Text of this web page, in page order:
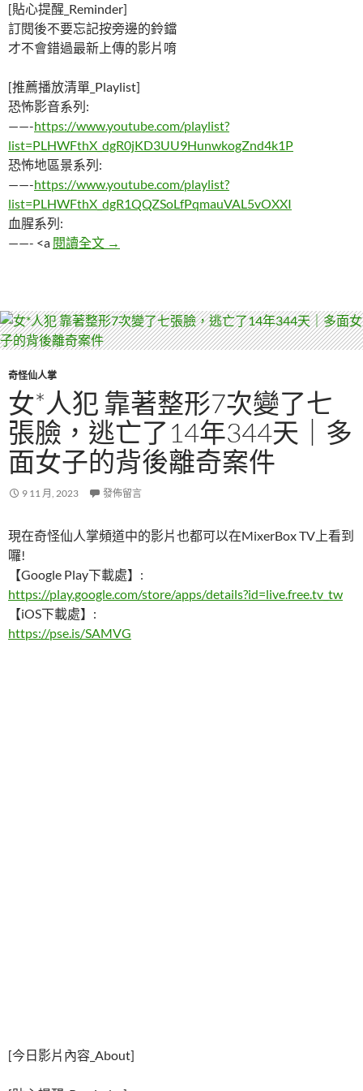
[貼心提醒_Reminder]
訂閱後不要忘記按旁邊的鈴鐺
才不會錯過最新上傳的影片唷
[推薦播放清單_Playlist]
恐怖影音系列:
——-https://www.youtube.com/playlist?
list=PLHWFthX_dgR0jKD3UU9HunwkogZnd4k1P
恐怖地區景系列:
——-https://www.youtube.com/playlist?
list=PLHWFthX_dgR1QQZSoLfPqmauVAL5vOXXI
血腥系列:
——- <a 閱讀全文 就連警察都敗在她裙下，因為謀*成為知名
→
奇怪仙人掌
女*人犯 靠著整形7次變了七
張臉，逃亡了14年344天｜多
面女子的背後離奇案件
9 11 月, 2023 發佈留言
現在奇怪仙人掌頻道中的影片也都可以在MixerBox TV上看到
囉!
【Google Play下載處】:
https://play.google.com/store/apps/details?id=live.free.tv_tw
【iOS下載處】:
https://pse.is/SAMVG
[今日影片內容_About]